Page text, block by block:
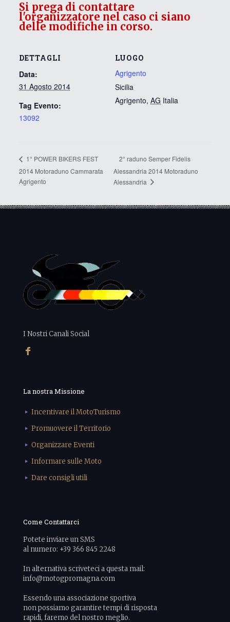
DETTAGLI
Data:
31 Agosto 2014
Tag Evento:
13092
LUOGO
Agrigento
Sicilia
Agrigento, AG Italia
Si prega di contattare
l'organizzatore nel caso ci siano
delle modifiche in corso.
1° POWER BIKERS FEST
2014 Motoraduno Cammarata
Agrigento
2° raduno Semper Fidelis
Alessandria 2014 Motoraduno
Alessandria
I Nostri Canali Social
La nostra Missione
Incentivare il MotoTurismo
Promuovere il Territorio
Organizzare Eventi
Informare sulle Moto
Dare consigli utili
Come Contattarci
Potete inviare un SMS
al numero: +39 366 845 2248
In alternativa scriveteci a questa mail:
info@motogpromagna.com
Essendo una associazione sportiva
non possiamo garantire tempi di risposta
rapidi, faremo del nostro meglio.